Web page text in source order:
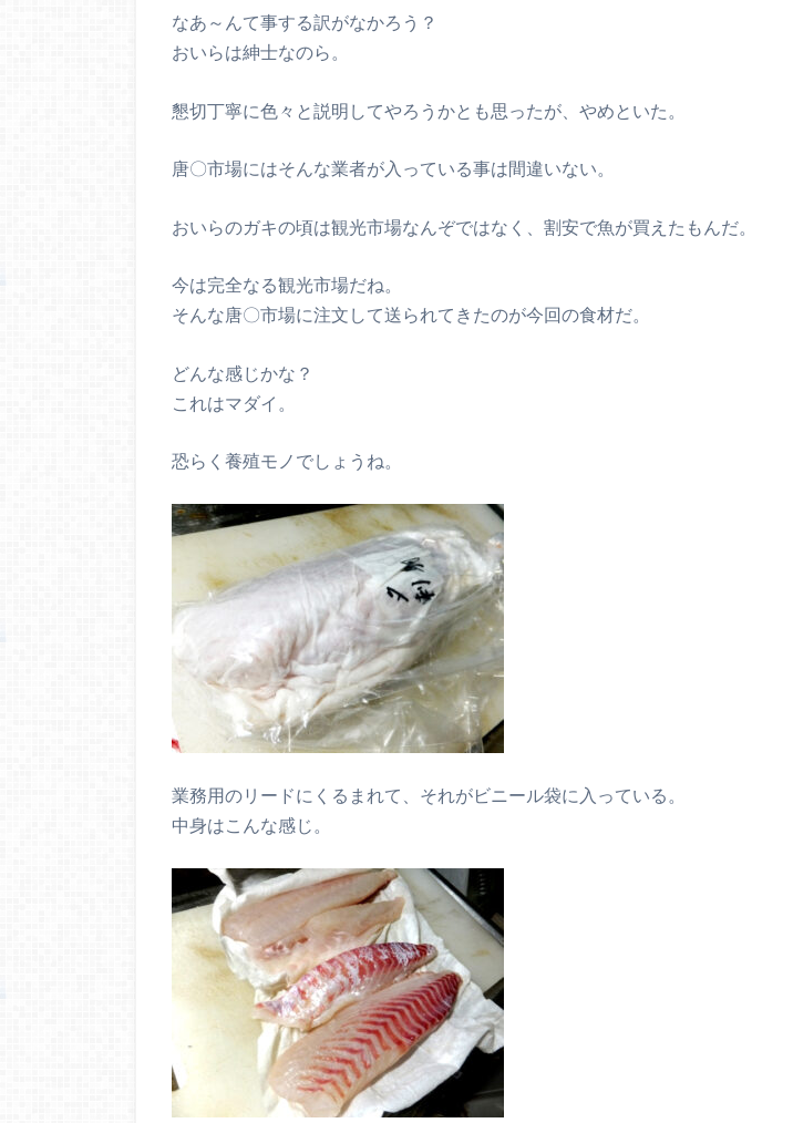
なあ～んて事する訳がなかろう？
おいらは紳士なのら。
懇切丁寧に色々と説明してやろうかとも思ったが、やめといた。
唐〇市場にはそんな業者が入っている事は間違いない。
おいらのガキの頃は観光市場なんぞではなく、割安で魚が買えたもんだ。
今は完全なる観光市場だね。
そんな唐〇市場に注文して送られてきたのが今回の食材だ。
どんな感じかな？
これはマダイ。
恐らく養殖モノでしょうね。
業務用のリードにくるまれて、それがビニール袋に入っている。
中身はこんな感じ。